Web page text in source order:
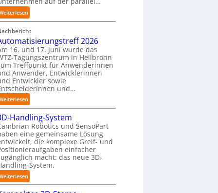
a
u
c
h
r
o
b
o
t
e
r
n
e
n
p
e
r
C
o
b
o
t
:
A
A
A
Z
ü
r
i
c
h
:
T
r
e
f
f
p
u
n
k
2026
16. und 17. Juni wurde das
Tagungszentrum in Heilbronn
Treffpunkt für Anwenderinnen
Anwender, Entwicklerinnen
Entwickler sowie
und…
:
A
u
t
o
m
a
t
i
s
i
Handling-System
Robotics und SensoPart
eine gemeinsame Lösung
die komplexe Greif- und
einfacher
macht: das neue 3D-
System.
:
3